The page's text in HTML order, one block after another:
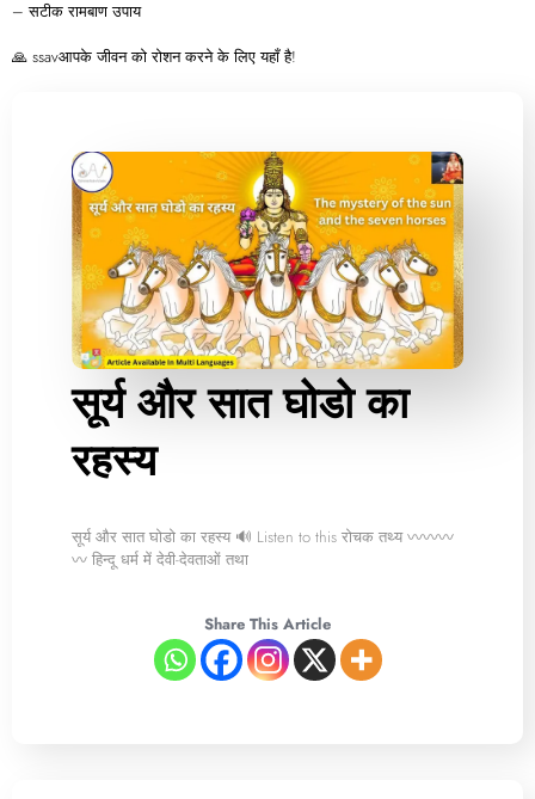
– सटीक रामबाण उपाय
🙏 ssavआपके जीवन को रोशन करने के लिए यहाँ है!
सूर्य और सात घोडो का
रहस्य
सूर्य और सात घोडो का रहस्य 🔊 Listen to this रोचक तथ्य 〰〰〰
〰 हिन्दू धर्म में देवी-देवताओं तथा
Share This Article